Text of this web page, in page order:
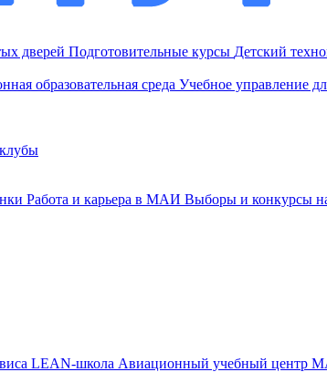
дверей Подготовительные курсы Детский
образовательная среда Учебное управление
Работа и карьера в МАИ Выборы и конкурсы
LEAN-школа Авиационный учебный центр